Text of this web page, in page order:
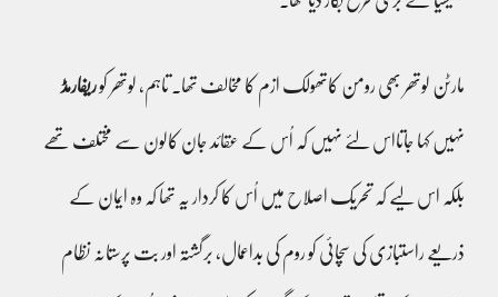
مارٹن لوتھر بھی رومن کاتھولک ازم کا مخالف تھا۔ تاہم، لوتھر کوریفارمڈ
نہیں کہا جاتااس لئے نہیں کہ اُس کے عقائد جان کالون سے مختلف تھے
بلکہ اس لیے کہ تحریک اصلاح میں اُس کا کردار یہ تھا کہ وہ ایمان کے
ذریعے راستبازی کی سچائی کو روم کی بداعمال، برگشتہ اور بت پرستانہ نظام